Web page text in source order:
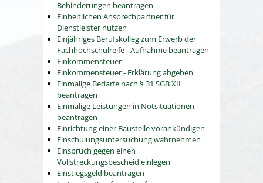
Behinderungen beantragen
Einheitlichen Ansprechpartner für
Dienstleister nutzen
Einjähriges Berufskolleg zum Erwerb der
Fachhochschulreife - Aufnahme beantragen
Einkommensteuer
Einkommensteuer - Erklärung abgeben
Einmalige Bedarfe nach § 31 SGB XII
beantragen
Einmalige Leistungen in Notsituationen
beantragen
Einrichtung einer Baustelle vorankündigen
Einschulungsuntersuchung wahrnehmen
Einspruch gegen einen
Vollstreckungsbescheid einlegen
Einstiegsgeld beantragen